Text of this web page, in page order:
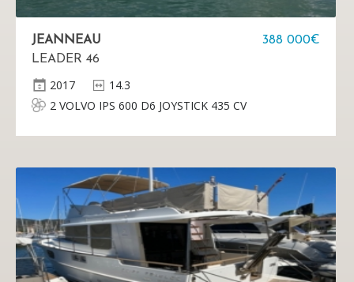
JEANNEAU
LEADER 46
388 000€
2017
14.3
2 VOLVO IPS 600 D6 JOYSTICK 435 CV